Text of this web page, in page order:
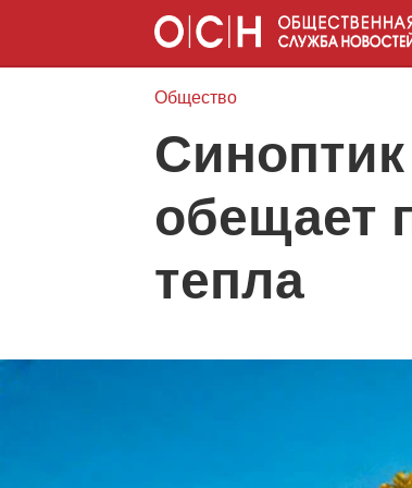
Общество
обещает
тепла